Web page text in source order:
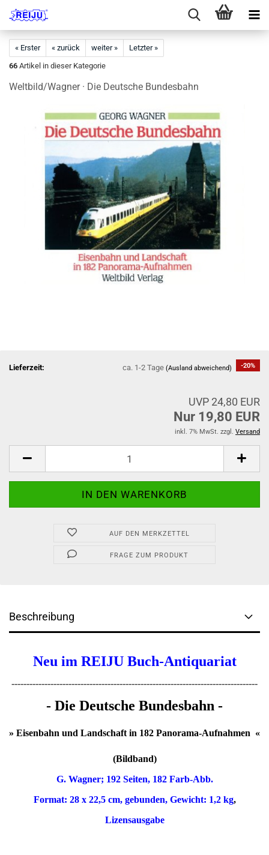
« Erster « zurück weiter »
Letzter »
66 Artikel in dieser Kategorie
Weltbild/Wagner · Die Deutsche Bundesbahn
-20%
Lieferzeit: ca. 1-2 Tage(Ausland abweichend)
UVP 24,80 EUR
Nur 19,80 EUR
inkl. 7% MwSt. zzgl. Versand
AUF DEN MERKZETTEL
FRAGE ZUM PRODUKT
Beschreibung
Neu im REIJU Buch-Antiquariat
----------------------------------------------------------------------------------
- Die Deutsche Bundesbahn -
» Eisenbahn und Landschaft in 182 Panorama-Aufnahmen «
(Bildband)
G. Wagner; 192 Seiten, 182 Farb-Abb.
Format: 28 x 22,5 cm, gebunden, Gewicht: 1,2 kg,
Lizensausgabe